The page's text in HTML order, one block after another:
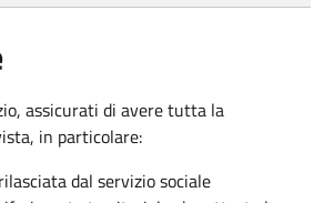
assicurati di avere tutta la
in particolare:
dal servizio sociale